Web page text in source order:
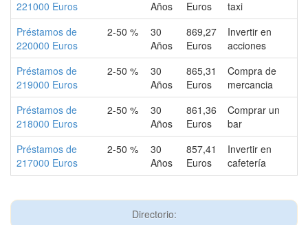
221000 Euros
Años
Euros
taxi
Préstamos de
220000 Euros
2-50 %
30
Años
869,27
Euros
Invertir en
acciones
Préstamos de
219000 Euros
2-50 %
30
Años
865,31
Euros
Compra de
mercancia
Préstamos de
218000 Euros
2-50 %
30
Años
861,36
Euros
Comprar un
bar
Préstamos de
217000 Euros
2-50 %
30
Años
857,41
Euros
Invertir en
cafetería
Directorio: